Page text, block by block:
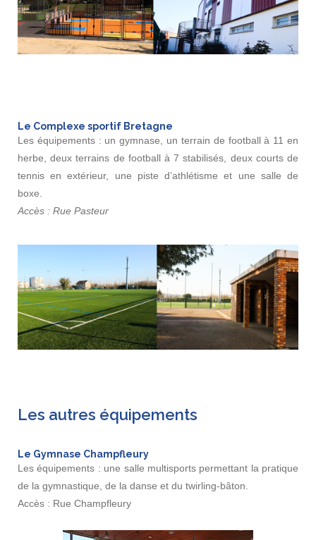
Le Complexe sportif Bretagne
Les équipements : un gymnase, un terrain de football à 11 en
herbe, deux terrains de football à 7 stabilisés, deux courts de
tennis en extérieur, une piste d’athlétisme et une salle de
boxe.
Accès : Rue Pasteur
Les autres équipements
Le Gymnase Champfleury
Les équipements : une salle multisports permettant la pratique
de la gymnastique, de la danse et du twirling-bâton.
Accès : Rue Champfleury